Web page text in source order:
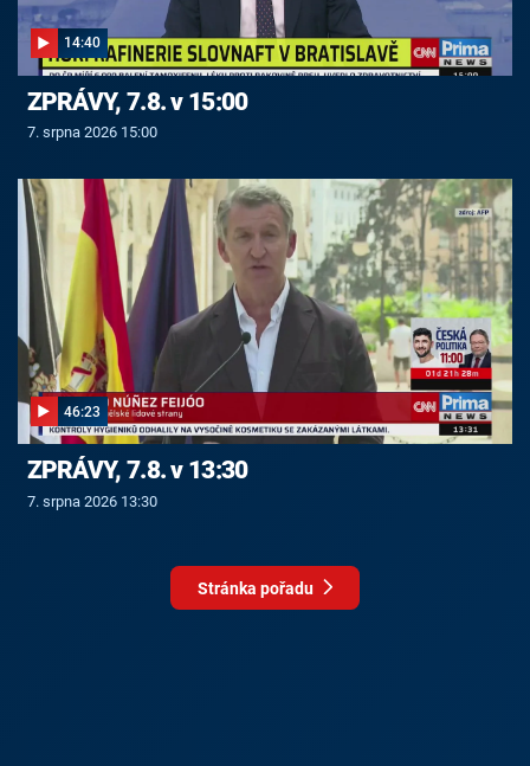
14:40
ZPRÁVY, 7.8. v 15:00
7. srpna 2026 15:00
46:23
ZPRÁVY, 7.8. v 13:30
7. srpna 2026 13:30
Stránka pořadu